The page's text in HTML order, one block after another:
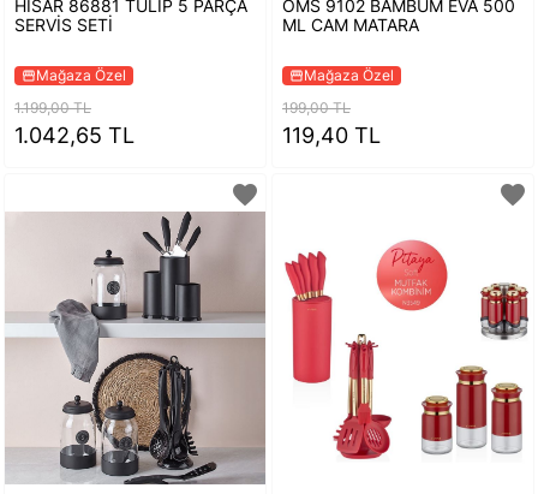
HİSAR 86881 TULİP 5 PARÇA
SERVİS SETİ
storefrontMağaza Özel
1.199,00 TL
1.042,65 TL
OMS 9102 BAMBUM EVA 500
ML CAM MATARA
storefrontMağaza Özel
199,00 TL
119,40 TL
favorite favorite